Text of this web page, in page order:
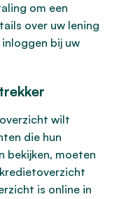
om een
over uw lening
bij uw
wilt
die hun
bekijken, moeten
is online in